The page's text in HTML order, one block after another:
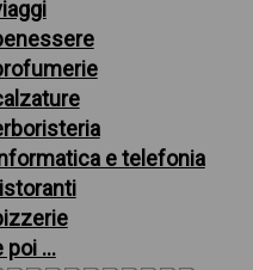
e telefonia
poi ...